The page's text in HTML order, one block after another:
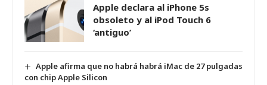
Apple declara al iPhone 5s
obsoleto y al iPod Touch 6
‘antiguo’
Apple afirma que no habrá habrá iMac de 27 pulgadas
con chip Apple Silicon